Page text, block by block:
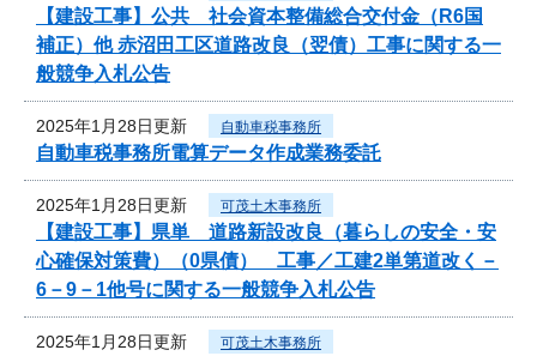
【建設工事】公共 社会資本整備総合交付金（R6国
補正）他 赤沼田工区道路改良（翌債）工事に関する一
般競争入札公告
2025年1月28日更新 自動車税事務所
自動車税事務所電算データ作成業務委託
2025年1月28日更新 可茂土木事務所
【建設工事】県単 道路新設改良（暮らしの安全・安
心確保対策費）（0県債） 工事／工建2単第道改く－
6－9－1他号に関する一般競争入札公告
2025年1月28日更新 可茂土木事務所